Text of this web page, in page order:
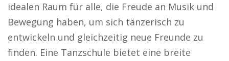
idealen Raum für alle, die Freude an Musik und
Bewegung haben, um sich tänzerisch zu
entwickeln und gleichzeitig neue Freunde zu
finden. Eine Tanzschule bietet eine breite